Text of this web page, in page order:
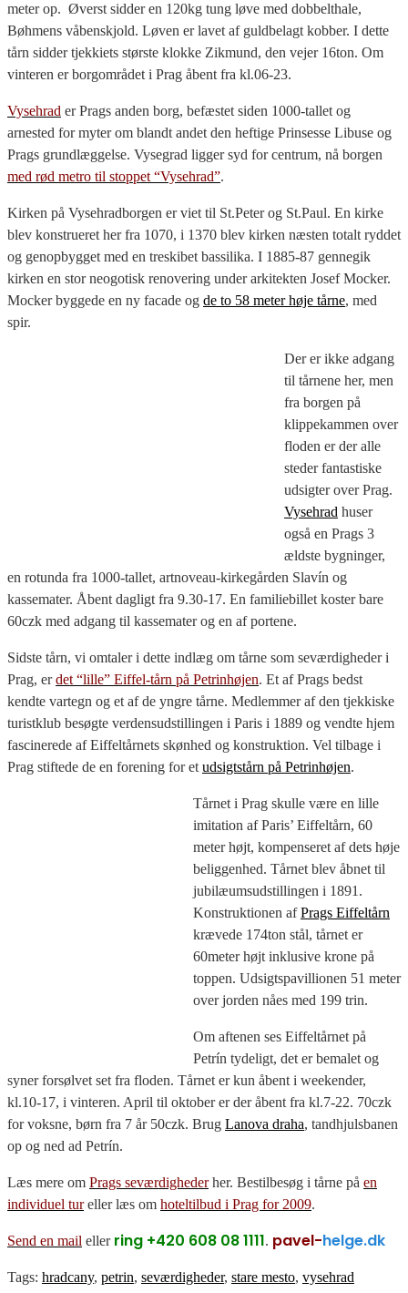
meter op. Øverst sidder en 120kg tung løve med dobbelthale,
Bøhmens våbenskjold. Løven er lavet af guldbelagt kobber. I dette
tårn sidder tjekkiets største klokke Zikmund, den vejer 16ton. Om
vinteren er borgområdet i Prag åbent fra kl.06-23.
Vysehrad er Prags anden borg, befæstet siden 1000-tallet og
arnested for myter om blandt andet den heftige Prinsesse Libuse og
Prags grundlæggelse. Vysegrad ligger syd for centrum, nå borgen
med rød metro til stoppet “Vysehrad”.
Kirken på Vysehradborgen er viet til St.Peter og St.Paul. En kirke
blev konstrueret her fra 1070, i 1370 blev kirken næsten totalt ryddet
og genopbygget med en treskibet bassilika. I 1885-87 gennegik
kirken en stor neogotisk renovering under arkitekten Josef Mocker.
Mocker byggede en ny facade og de to 58 meter høje tårne, med
spir.
Der er ikke adgang
til tårnene her, men
fra borgen på
klippekammen over
floden er der alle
steder fantastiske
udsigter over Prag.
Vysehrad huser
også en Prags 3
ældste bygninger,
en rotunda fra 1000-tallet, artnoveau-kirkegården Slavín og
kassemater. Åbent dagligt fra 9.30-17. En familiebillet koster bare
60czk med adgang til kassemater og en af portene.
Sidste tårn, vi omtaler i dette indlæg om tårne som seværdigheder i
Prag, erdet “lille” Eiffel-tårn på Petrinhøjen. Et af Prags bedst
kendte vartegn og et af de yngre tårne. Medlemmer af den tjekkiske
turistklub besøgte verdensudstillingen i Paris i 1889 og vendte hjem
fascinerede af Eiffeltårnets skønhed og konstruktion. Vel tilbage i
Prag stiftede de en forening for et udsigtstårn på Petrinhøjen.
Tårnet i Prag skulle være en lille
imitation af Paris’ Eiffeltårn, 60
meter højt, kompenseret af dets høje
beliggenhed. Tårnet blev åbnet til
jubilæumsudstillingen i 1891.
Konstruktionen afPrags Eiffeltårn
krævede 174ton stål, tårnet er
60meter højt inklusive krone på
toppen. Udsigtspavillionen 51 meter
over jorden nåes med 199 trin.
Om aftenen ses Eiffeltårnet på
Petrín tydeligt, det er bemalet og
syner forsølvet set fra floden. Tårnet er kun åbent i weekender,
kl.10-17, i vinteren. April til oktober er der åbent fra kl.7-22. 70czk
for voksne, børn fra 7 år 50czk. Brug Lanova draha, tandhjulsbanen
op og ned ad Petrín.
Læs mere om Prags seværdighederher. Bestilbesøg i tårne på en
individuel tureller læs om hoteltilbud i Prag for 2009.
Send en mail eller ring +420 608 08 1111. pavel-helge.dk
Tags: hradcany, petrin, seværdigheder, stare mesto, vysehrad